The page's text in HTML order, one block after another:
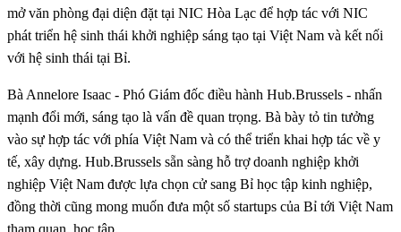
mở văn phòng đại diện đặt tại NIC Hòa Lạc để hợp tác với NIC
phát triển hệ sinh thái khởi nghiệp sáng tạo tại Việt Nam và kết nối
với hệ sinh thái tại Bỉ.
Bà Annelore Isaac - Phó Giám đốc điều hành Hub.Brussels - nhấn
mạnh đổi mới, sáng tạo là vấn đề quan trọng. Bà bày tỏ tin tưởng
vào sự hợp tác với phía Việt Nam và có thể triển khai hợp tác về y
tế, xây dựng. Hub.Brussels sẵn sàng hỗ trợ doanh nghiệp khởi
nghiệp Việt Nam được lựa chọn cử sang Bỉ học tập kinh nghiệp,
đồng thời cũng mong muốn đưa một số startups của Bỉ tới Việt Nam